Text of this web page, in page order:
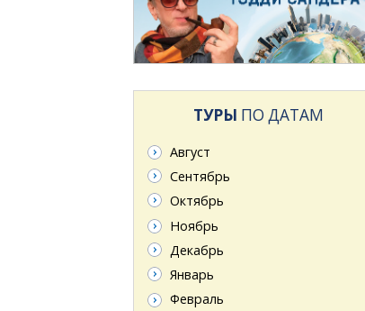
ТУРЫ ПО ДАТАМ
Август
Сентябрь
Октябрь
Ноябрь
Декабрь
Январь
Февраль